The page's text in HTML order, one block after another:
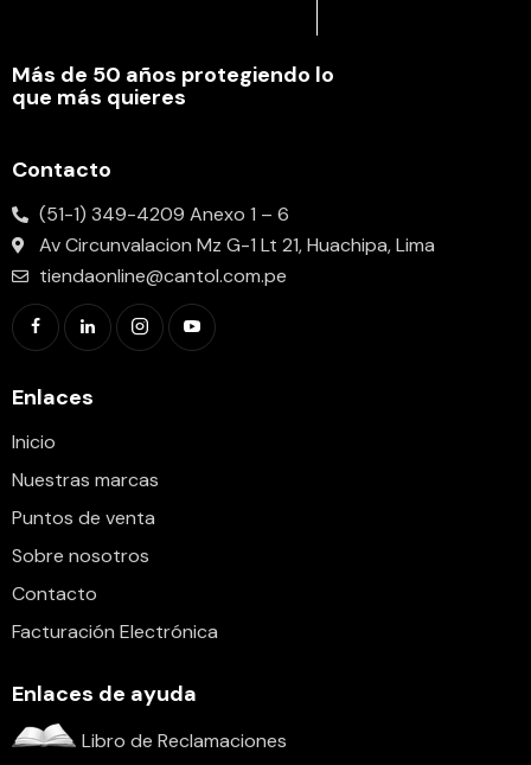
Más de 50 años protegiendo lo
que más quieres
Contacto
(51-1) 349-4209 Anexo 1 – 6
Av Circunvalacion Mz G-1 Lt 21, Huachipa, Lima
tiendaonline@cantol.com.pe
Enlaces
Inicio
Nuestras marcas
Puntos de venta
Sobre nosotros
Contacto
Facturación Electrónica
Enlaces de ayuda
Libro de Reclamaciones